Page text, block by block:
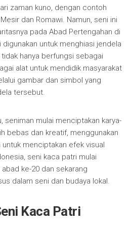
zaman kuno, dengan contoh
dan Romawi. Namun, seni ini
pada Abad Pertengahan di
untuk menghiasi jendela
hanya berfungsi sebagai
alat untuk mendidik masyarakat
gambar dan simbol yang
tersebut.
seniman mulai menciptakan karya-
bebas dan kreatif, menggunakan
menciptakan efek visual
seni kaca patri mulai
ke-20 dan sekarang
dalam seni dan budaya lokal.
Kaca Patri